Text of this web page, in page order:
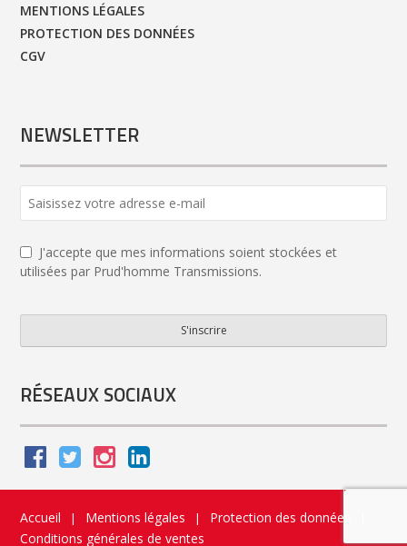
MENTIONS LÉGALES
PROTECTION DES DONNÉES
CGV
NEWSLETTER
J'accepte que mes informations soient stockées et
utilisées par Prud'homme Transmissions.
S'inscrire
Email *
RÉSEAUX SOCIAUX
Accueil | Mentions légales | Protection des données
Conditions générales de ventes